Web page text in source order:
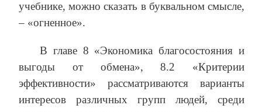
учебнике, можно сказать в буквальном смысле,
– «огненное».
В главе 8 «Экономика благосостояния и
выгоды от обмена», 8.2 «Критерии
эффективности» рассматриваются варианты
интересов различных групп людей, среди